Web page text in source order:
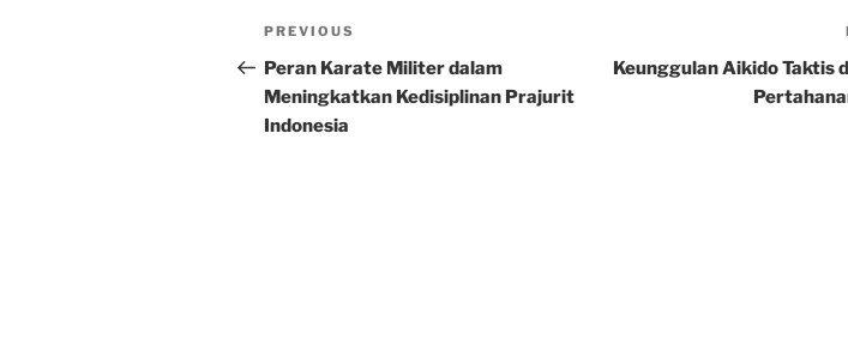
Post
navigation
Previous
Post
PREVIOUS
Peran Karate Militer dalam
Meningkatkan Kedisiplinan Prajurit
Indonesia
Keunggulan Aikido Taktis